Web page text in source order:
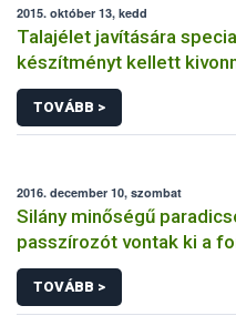
2015. október 13, kedd
Talajélet javítására
készítményt kellett
forgalomból
TOVÁBB >
2016. december 10, szombat
Silány minőségű
passzírozót vontak ki a
TOVÁBB >